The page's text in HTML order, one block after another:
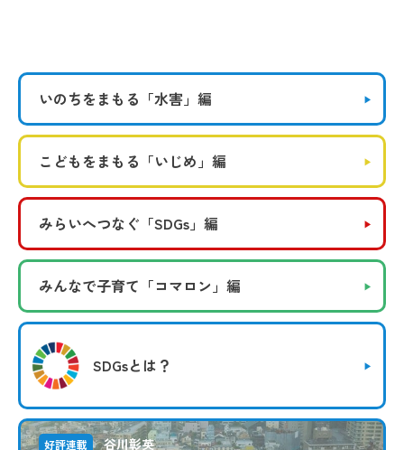
いのちをまもる 「水害」編
こどもをまもる 「いじめ」編
みらいへつなぐ 「SDGs」編
みんなで子育て 「コマロン」編
SDGsとは？
好評連載 谷川彰英